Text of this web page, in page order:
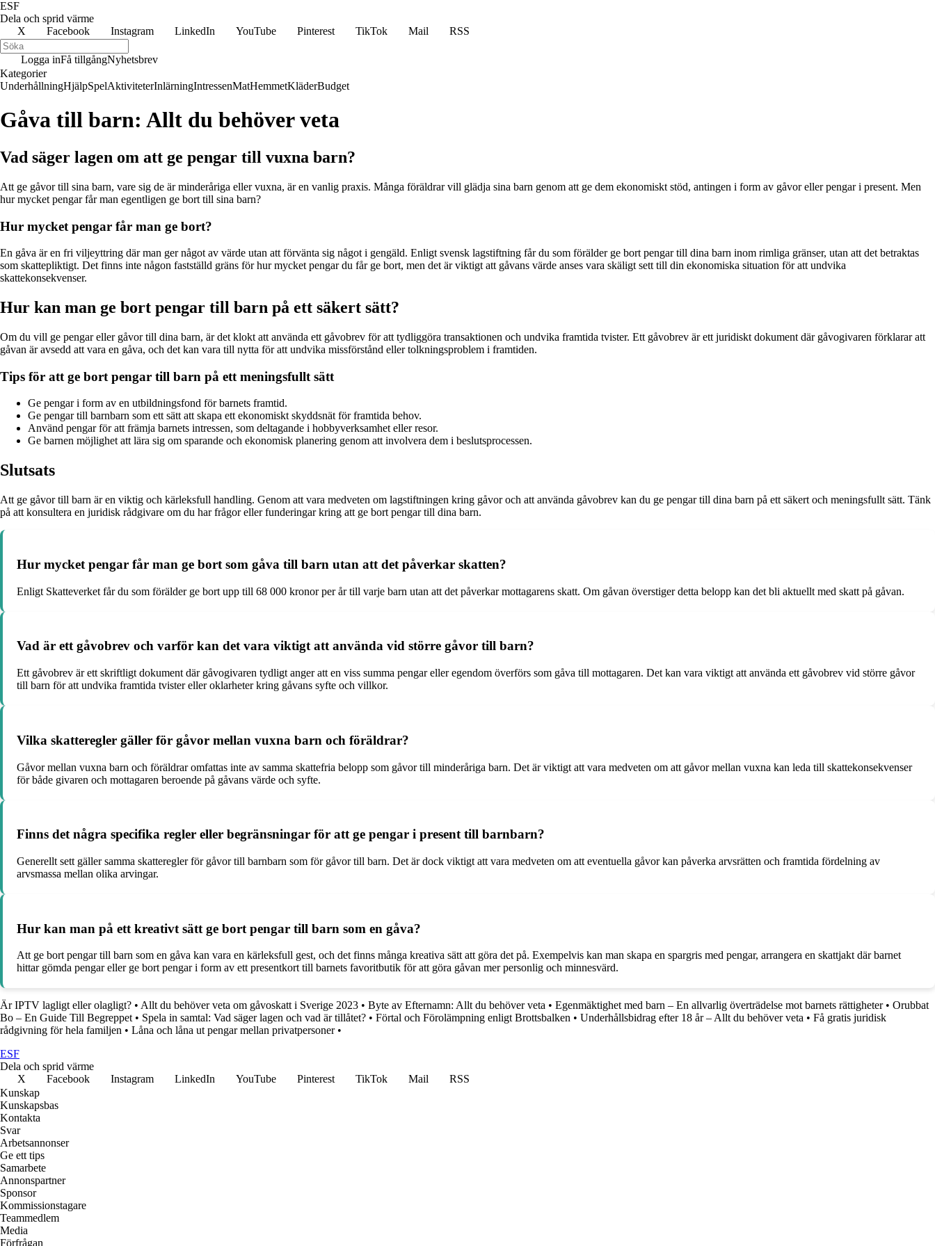
ESF
Dela och sprid värme
X
Facebook Instagram LinkedIn YouTube Pinterest TikTok Mail RSS
Logga inFå tillgångNyhetsbrev
Kategorier
UnderhållningHjälpSpelAktiviteterInlärningIntressenMatHemmetKläderBudget
Gåva till barn: Allt du behöver veta
Vad säger lagen om att ge pengar till vuxna barn?
Att ge gåvor till sina barn, vare sig de är minderåriga eller vuxna, är en vanlig praxis. Många föräldrar vill glädja sina barn genom att ge dem ekonomiskt stöd, antingen i form av gåvor eller pengar i present. Men
hur mycket pengar får man egentligen ge bort till sina barn?
Hur mycket pengar får man ge bort?
En gåva är en fri viljeyttring där man ger något av värde utan att förvänta sig något i gengäld. Enligt svensk lagstiftning får du som förälder ge bort pengar till dina barn inom rimliga gränser, utan att det betraktas
som skattepliktigt. Det finns inte någon fastställd gräns för hur mycket pengar du får ge bort, men det är viktigt att gåvans värde anses vara skäligt sett till din ekonomiska situation för att undvika
skattekonsekvenser.
Hur kan man ge bort pengar till barn på ett säkert sätt?
Om du vill ge pengar eller gåvor till dina barn, är det klokt att använda ett gåvobrev för att tydliggöra transaktionen och undvika framtida tvister. Ett gåvobrev är ett juridiskt dokument där gåvogivaren förklarar att
gåvan är avsedd att vara en gåva, och det kan vara till nytta för att undvika missförstånd eller tolkningsproblem i framtiden.
Tips för att ge bort pengar till barn på ett meningsfullt sätt
Ge pengar i form av en utbildningsfond för barnets framtid.
Ge pengar till barnbarn som ett sätt att skapa ett ekonomiskt skyddsnät för framtida behov.
Använd pengar för att främja barnets intressen, som deltagande i hobbyverksamhet eller resor.
Ge barnen möjlighet att lära sig om sparande och ekonomisk planering genom att involvera dem i beslutsprocessen.
Slutsats
Att ge gåvor till barn är en viktig och kärleksfull handling. Genom att vara medveten om lagstiftningen kring gåvor och att använda gåvobrev kan du ge pengar till dina barn på ett säkert och meningsfullt sätt. Tänk
på att konsultera en juridisk rådgivare om du har frågor eller funderingar kring att ge bort pengar till dina barn.
Hur mycket pengar får man ge bort som gåva till barn utan att det påverkar skatten?
Enligt Skatteverket får du som förälder ge bort upp till 68 000 kronor per år till varje barn utan att det påverkar mottagarens skatt. Om gåvan överstiger detta belopp kan det bli aktuellt med skatt på gåvan.
Vad är ett gåvobrev och varför kan det vara viktigt att använda vid större gåvor till barn?
Ett gåvobrev är ett skriftligt dokument där gåvogivaren tydligt anger att en viss summa pengar eller egendom överförs som gåva till mottagaren. Det kan vara viktigt att använda ett gåvobrev vid större gåvor
till barn för att undvika framtida tvister eller oklarheter kring gåvans syfte och villkor.
Vilka skatteregler gäller för gåvor mellan vuxna barn och föräldrar?
Gåvor mellan vuxna barn och föräldrar omfattas inte av samma skattefria belopp som gåvor till minderåriga barn. Det är viktigt att vara medveten om att gåvor mellan vuxna kan leda till skattekonsekvenser
för både givaren och mottagaren beroende på gåvans värde och syfte.
Finns det några specifika regler eller begränsningar för att ge pengar i present till barnbarn?
Generellt sett gäller samma skatteregler för gåvor till barnbarn som för gåvor till barn. Det är dock viktigt att vara medveten om att eventuella gåvor kan påverka arvsrätten och framtida fördelning av
arvsmassa mellan olika arvingar.
Hur kan man på ett kreativt sätt ge bort pengar till barn som en gåva?
Att ge bort pengar till barn som en gåva kan vara en kärleksfull gest, och det finns många kreativa sätt att göra det på. Exempelvis kan man skapa en spargris med pengar, arrangera en skattjakt där barnet
hittar gömda pengar eller ge bort pengar i form av ett presentkort till barnets favoritbutik för att göra gåvan mer personlig och minnesvärd.
Är IPTV lagligt eller olagligt? • Allt du behöver veta om gåvoskatt i Sverige 2023 • Byte av Efternamn: Allt du behöver veta • Egenmäktighet med barn – En allvarlig överträdelse mot barnets rättigheter• Orubbat
Bo – En Guide Till Begreppet• Spela in samtal: Vad säger lagen och vad är tillåtet? • Förtal och Förolämpning enligt Brottsbalken • Underhållsbidrag efter 18 år – Allt du behöver veta • Få gratis juridisk
rådgivning för hela familjen • Låna och låna ut pengar mellan privatpersoner•
ESF
Dela och sprid värme
X
Facebook Instagram LinkedIn YouTube Pinterest TikTok Mail
RSS
Kunskap
Kunskapsbas
Kontakta
Svar
Arbetsannonser
Ge ett tips
Samarbete
Annonspartner
Sponsor
Kommissionstagare
Teammedlem
Media
Förfrågan